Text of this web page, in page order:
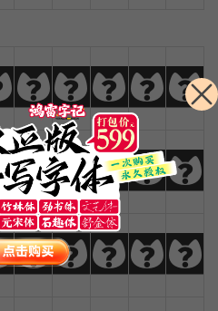
56789
^&*()
}|[]?